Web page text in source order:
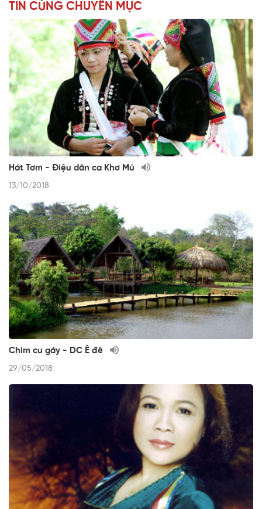
TIN CÙNG CHUYÊN MỤC
Hát Tơm - Điệu dân ca Khơ Mú
13/10/2018
Chim cu gáy - DC Ê đê
29/05/2018